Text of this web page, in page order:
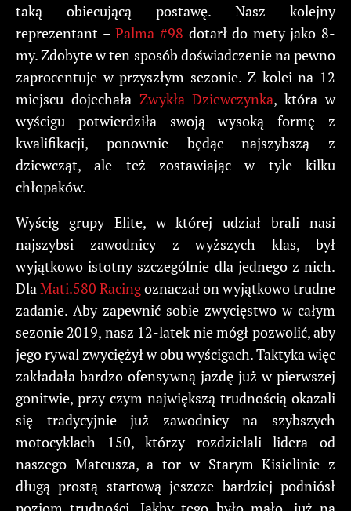
taką obiecującą postawę. Nasz kolejny
reprezentant –Palma #98 dotarł do mety jako 8-
my. Zdobyte w ten sposób doświadczenie na pewno
zaprocentuje w przyszłym sezonie. Z kolei na 12
miejscu dojechała Zwykła Dziewczynka, która w
wyścigu potwierdziła swoją wysoką formę z
kwalifikacji, ponownie będąc najszybszą z
dziewcząt, ale też zostawiając w tyle kilku
chłopaków.
Wyścig grupy Elite, w której udział brali nasi
najszybsi zawodnicy z wyższych klas, był
wyjątkowo istotny szczególnie dla jednego z nich.
Dla Mati.580 Racingoznaczał on wyjątkowo trudne
zadanie. Aby zapewnić sobie zwycięstwo w całym
sezonie 2019, nasz 12-latek nie mógł pozwolić, aby
jego rywal zwyciężył w obu wyścigach. Taktyka więc
zakładała bardzo ofensywną jazdę już w pierwszej
gonitwie, przy czym największą trudnością okazali
się tradycyjnie już zawodnicy na szybszych
motocyklach 150, którzy rozdzielali lidera od
naszego Mateusza, a tor w Starym Kisielinie z
długą prostą startową jeszcze bardziej podniósł